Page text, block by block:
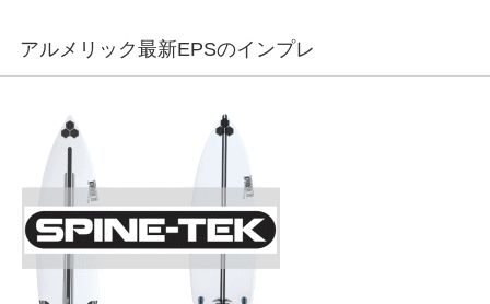
アルメリック最新EPSのインプレ